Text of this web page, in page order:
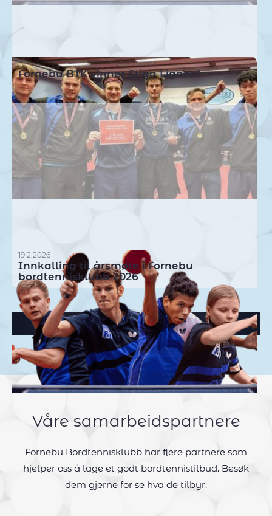
16.5.2026
Fornebu BTK vinner Stiga Ligaen!
19.2.2026
Innkalling til årsmøte i Fornebu
bordtennisklubb 2026
Flere nyheter
Våre samarbeidspartnere
Fornebu Bordtennisklubb har flere partnere som
hjelper oss å lage et godt bordtennistilbud. Besøk
dem gjerne for se hva de tilbyr.